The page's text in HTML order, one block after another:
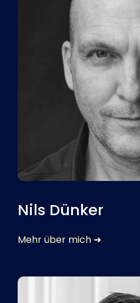
Nils Dünker
Mehr über mich ➜